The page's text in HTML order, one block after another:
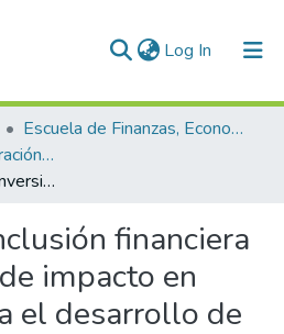
Log In (current)
Escuela de Finanzas, Economía y Gobierno
Maestría en Administración Financiera (tesis)
Inclusión financiera e inversiones de impacto en Colombia para el desarrollo de la economía postcovid-19
financiera
impacto en
el desarrollo de